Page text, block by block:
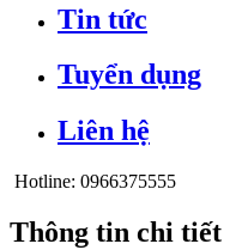
Tin tức
Tuyển dụng
Liên hệ
Hotline: 0966375555
Thông tin chi tiết